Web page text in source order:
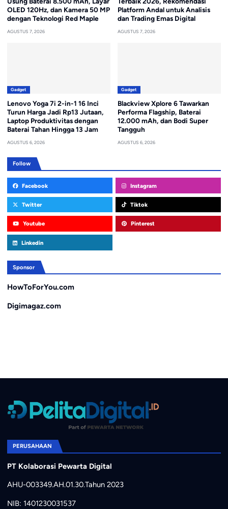
OLED 120Hz, dan Kamera 50 MP
dengan Teknologi Red Maple
AGUSTUS 7, 2026
Platform Andal untuk Analisis
dan Trading Emas Digital
AGUSTUS 7, 2026
Gadget
Lenovo Yoga 7i 2-in-1 16 Inci
Turun Harga Jadi Rp13 Jutaan,
Laptop Produktivitas dengan
Baterai Tahan Hingga 13 Jam
AGUSTUS 6, 2026
Gadget
Blackview Xplore 6 Tawarkan
Performa Flagship, Baterai
12.000 mAh, dan Bodi Super
Tangguh
AGUSTUS 6, 2026
Follow
Facebook Instagram
Twitter Tiktok
Youtube Pinterest
Linkedin
Sponsor
HowToForYou.com
Digimagaz.com
PERUSAHAAN
PT Kolaborasi Pewarta Digital
AHU-003349.AH.01.30.Tahun 2023
NIB: 1401230031537